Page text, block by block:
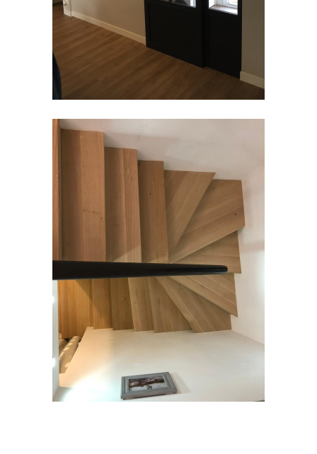
HABILLAGES ESCALIERS &
PARQUETS
Aménagement